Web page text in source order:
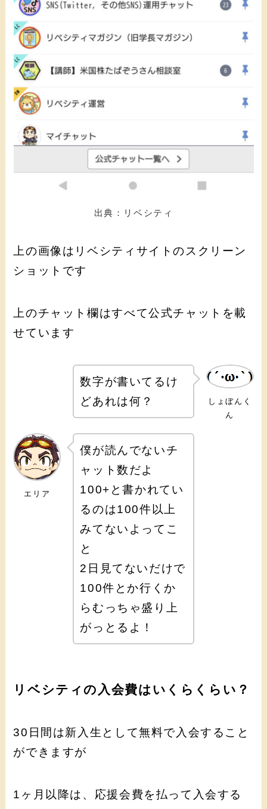
出典：リベシティ
上の画像はリベシティサイトのスクリーン
ショットです
上のチャット欄はすべて公式チャットを載
せています
しょぼんく
ん
数字が書いてるけ
どあれは何？
エリア
僕が読んでないチ
ャット数だよ
100+と書かれてい
るのは100件以上
みてないよってこ
と
2日見てないだけで
100件とか行くか
らむっちゃ盛り上
がっとるよ！
リベシティの入会費はいくらくらい？
30日間は新入生として無料で入会すること
ができますが
1ヶ月以降は、応援会費を払って入会する